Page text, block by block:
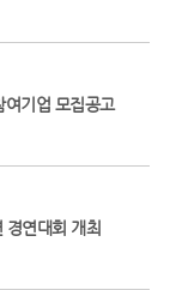
여기업 모집공고
경연대회 개최